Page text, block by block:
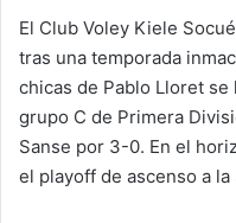
El Club Voley Kiele
tras una temporada
chicas de Pablo Lloret se
grupo C de Primera
Sanse por 3-0. En el
el playoff de ascenso a